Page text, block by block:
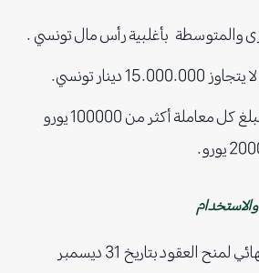
والمتوسطة بأغلبية رأس مال تونسي .
دينار تونسي.
يجب أن يكون مبلغ كل معاملة أكثر من 100000 يورو
والاستخدام
حدد الموعد النهائي لمنح العقود بتاريخ 31 ديسمبر